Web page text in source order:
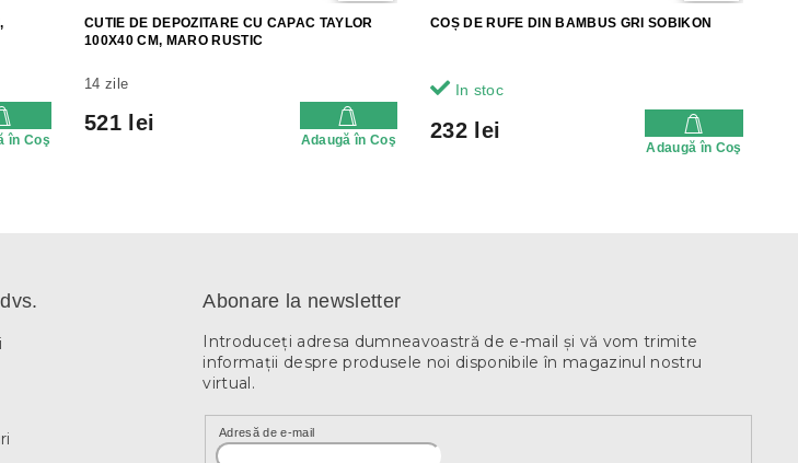
în Coş
CUTIE DE DEPOZITARE CU CAPAC TAYLOR
100X40 CM, MARO RUSTIC
14 zile
521 lei
Adaugă în Coş
COȘ DE RUFE DIN BAMBUS GRI SOBIKON
In stoc
232 lei
Adaugă în Coş
Abonare la newsletter
Introduceţi adresa dumneavoastră de e-mail şi vă vom trimite
informaţii despre produsele noi disponibile în magazinul nostru
virtual.
Adresă de e-mail